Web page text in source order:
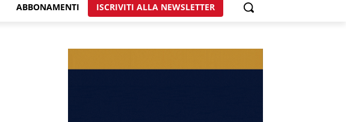
ABBONAMENTI ISCRIVITI ALLA NEWSLETTER